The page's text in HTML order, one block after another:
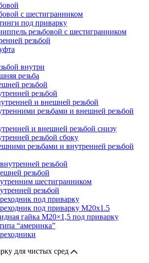
с шестигранником
под приварку
резьбовой с шестигранником
резьбой
внутри
резьба
резьбой
резьбой
и внешней резьбой
резьбами и внешней резьбой
и внешней резьбой снизу
резьбой сбоку
резьбами и внутренней резьбой
резьбой
резьбой
шестигранником
резьбой
под приварку
под приварку М20х1.5
гайка M20×1,5 под приварку
“америнка”
для чистых сред